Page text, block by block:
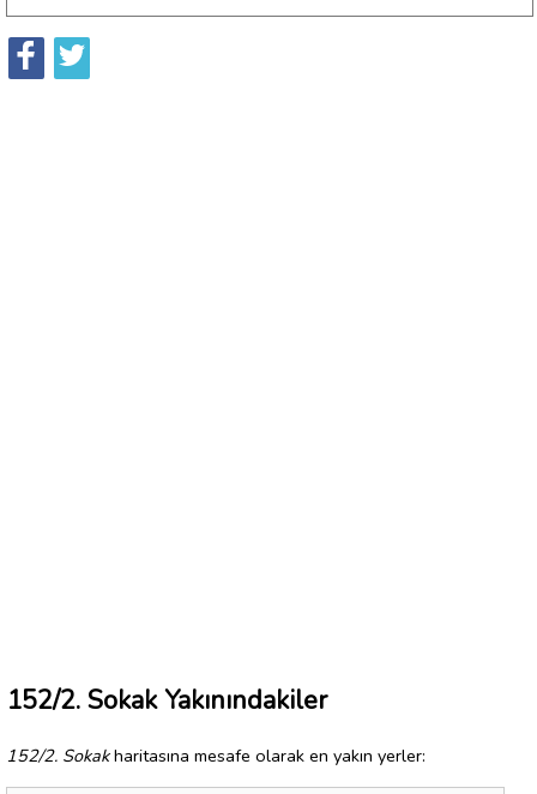
152/2. Sokak Yakınındakiler
152/2. Sokakharitasına mesafe olarak en yakın yerler: